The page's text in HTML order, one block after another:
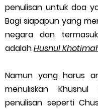
penulisan untuk doa
Bagi siapapun yang
negara dan
adalahHusnul
Namun yang harus
menuliskan
penulisan seperti